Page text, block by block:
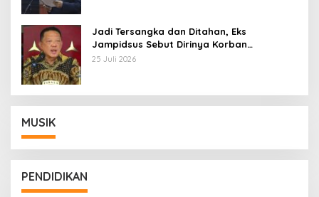
Jadi Tersangka dan Ditahan, Eks
Jampidsus Sebut Dirinya Korban
Kriminalisasi
25 Juli 2026
MUSIK
PENDIDIKAN